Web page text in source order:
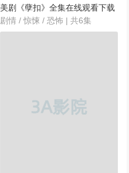
美剧《孽扣》全集在线观看下载
剧情 / 惊悚 / 恐怖 | 共6集